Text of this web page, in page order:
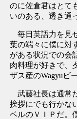
のに佐倉君はとて
いのある、透き通
毎日英語力を見
葉の端々に僕に対
がある状況での会
肉料理が好きで、
ザス産のWagyuビ
武藤社長は通常
挨拶にでも行かな
ベルのＶＩＰだ。